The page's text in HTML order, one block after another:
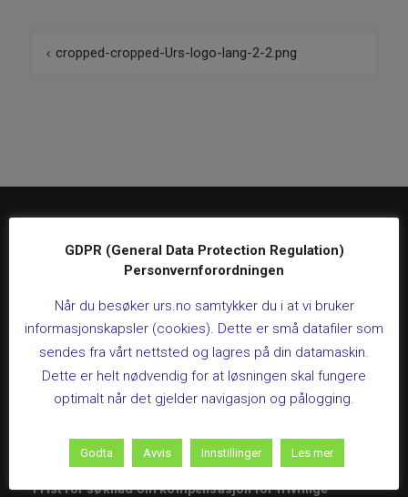
Innleggsnavigasjon
cropped-cropped-Urs-logo-lang-2-2.png
Regnskapsfrister
LIVEKURS: MVA-kompensasjon for kommunale
helse- og sosialboliger
26. august 2026 kl 09:00 – 12:00
Dette kurset gir deg en praktisk gjennomgang av
regelverket for mva-kompensasjon på helse- og
12:00Les mer og meld på her
Frist for søknad om kompensasjon for frivillige
GDPR (General Data Protection Regulation)
Personvernforordningen
Når du besøker urs.no samtykker du i at vi bruker
informasjonskapsler (cookies). Dette er små datafiler som
sendes fra vårt nettsted og lagres på din datamaskin.
Dette er helt nødvendig for at løsningen skal fungere
optimalt når det gjelder navigasjon og pålogging.
Godta Avvis Innstillinger Les mer